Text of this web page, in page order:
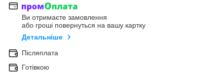
Ви отримаєте замовлення
або гроші повернуться на вашу картку
Детальніше
Післяплата
Готівкою